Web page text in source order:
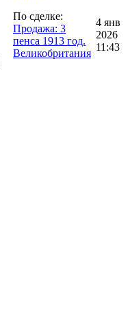
По сделке:
Продажа: 3
пенса 1913 год.
Великобритания
4 янв
2026
11:43